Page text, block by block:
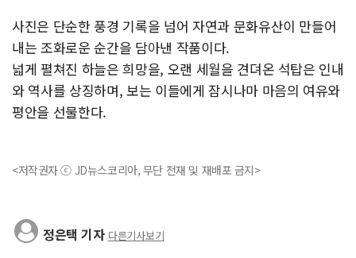
사진은 단순한 풍경 기록을 넘어 자연과 문화유산이 만들어
내는 조화로운 순간을 담아낸 작품이다.
넓게 펼쳐진 하늘은 희망을, 오랜 세월을 견뎌온 석탑은 인내
와 역사를 상징하며, 보는 이들에게 잠시나마 마음의 여유와
평안을 선물한다.
<저작권자 ⓒ JD뉴스코리아, 무단 전재 및 재배포 금지>
정은택 기자 다른기사보기